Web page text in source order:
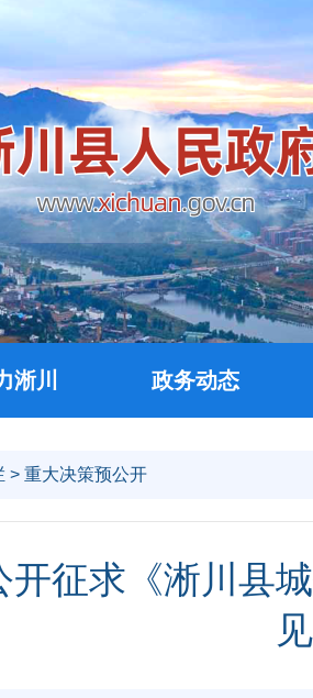
淅川 政务动态
> 重大决策预公开
开征求《淅川县